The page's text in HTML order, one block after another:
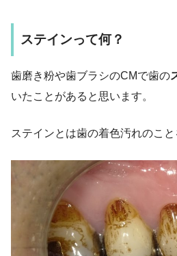
ステインって何？
歯磨き粉や歯ブラシのCMで歯の
いたことがあると思います。
ステインとは歯の着色汚れのこと